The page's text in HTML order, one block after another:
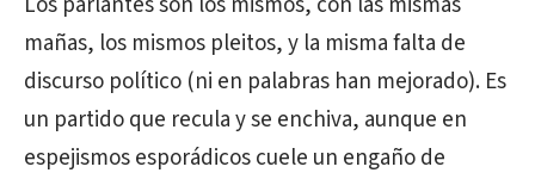
mañas, los mismos pleitos, y la misma falta de
discurso político (ni en palabras han mejorado). Es
un partido que recula y se enchiva, aunque en
espejismos esporádicos cuele un engaño de